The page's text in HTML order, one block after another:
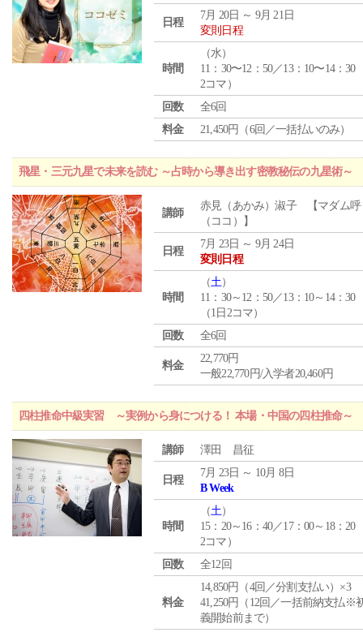
日程
7月 20日 ～ 9月 21日
変則日程
時間
（水）
11：30〜12：50／13：10〜14：30
2コマ）
回数
全6回
料金
21,450円（6回／一括払いのみ）
飛星・三元九星で未来を読む ～占時から導き出す密教秘伝の九星術～
講師
赤見（あかみ）淑子 【マダム呼
（ココ）】
日程
7月 23日 ～ 9月 24日
変則日程
時間
（土）
11：30～12：50／13：10～14：30
（1日2コマ）
回数
全6回
料金
22,770円
一般22,770円/入学者20,460円
四柱推命中級実習 ～実例から身につける！ 本場・中国の四柱推命～
講師 澤田 昌征
日程
7月 23日 ～ 10月 8日
B Week
時間
（土）
15：20～16：40／17：00～18：20
2コマ）
回数
全12回
料金
14,850円（4回／分割支払い）×3
41,250円（12回／一括前納支払※
義開始前まで）